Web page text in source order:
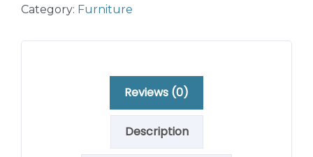
Category: Furniture
Reviews (0)
Description